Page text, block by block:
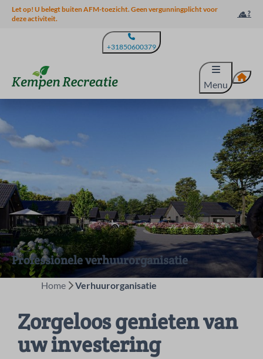
Let op! U belegt buiten AFM-toezicht. Geen vergunningplicht voor
deze activiteit.
+31850600379
Menu
Professionele verhuurorganisatie
Home Verhuurorganisatie
Zorgeloos genieten van
uw investering